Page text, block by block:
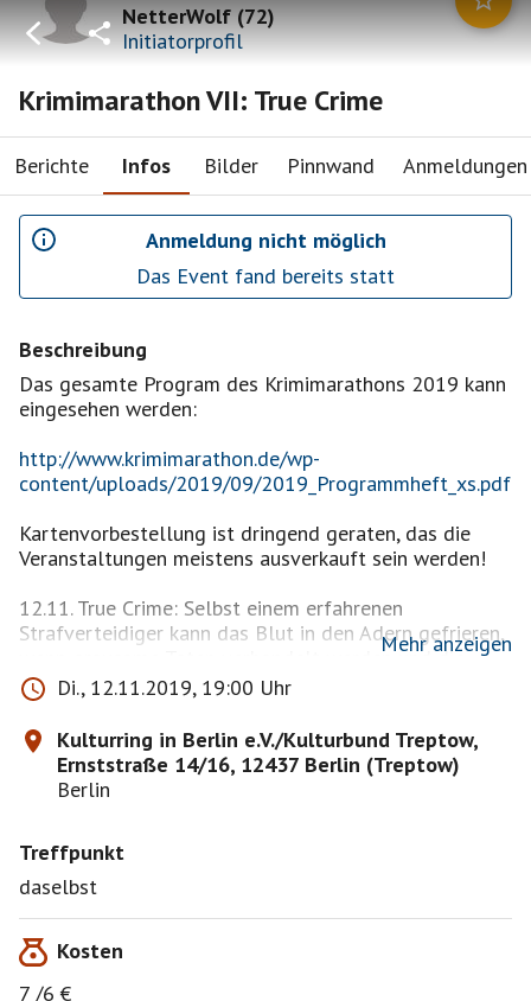
NetterWolf(72)
Initiatorprofil
Krimimarathon VII: True Crime
Berichte Infos Bilder Pinnwand Anmeldungen
Anmeldung nicht möglich
Das Event fand bereits statt
Beschreibung
Das gesamte Program des Krimimarathons 2019 kann
eingesehen werden:
http://www.krimimarathon.de/wp-
content/uploads/2019/09/2019_Programmheft_xs.pdf
Kartenvorbestellung ist dringend geraten, das die
Veranstaltungen meistens ausverkauft sein werden!
12.11. True Crime: Selbst einem erfahrenen
Strafverteidiger kann das Blut in den Adern gefrieren,
wenn grausame Taten verhandelt werden und die
erschütternden Schicksale der Opfer ans Licht
kommen. Bernd Hesse kennt und erzählt die
Geschichten von ihrem Ausgangspunkt an und in allen
Verästelungen, wahre Kriminalfälle aus den Bereichen
Drogenschmuggel, Men-schenhandel und
€ (6 € erm.) 030 53 69 65 34
Mehr anzeigen
Di., 12.11.2019, 19:00 Uhr
Kulturring in Berlin e.V./Kulturbund Treptow,
Ernststraße 14/16, 12437 Berlin (Treptow)
Berlin
Treffpunkt
daselbst
Kosten
7 /6 €